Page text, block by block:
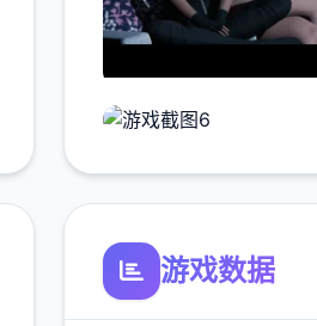
游戏数据